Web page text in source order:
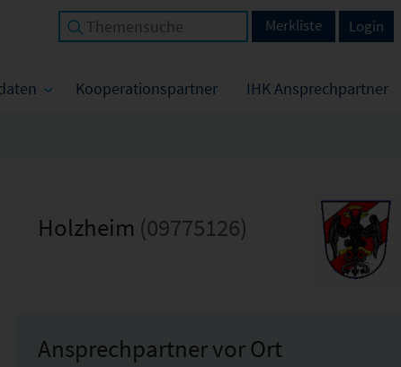
Kooperationspartner IHK Ansprechpartner
Login
Merkliste
Holzheim (09775126)
Ansprechpartner vor Ort